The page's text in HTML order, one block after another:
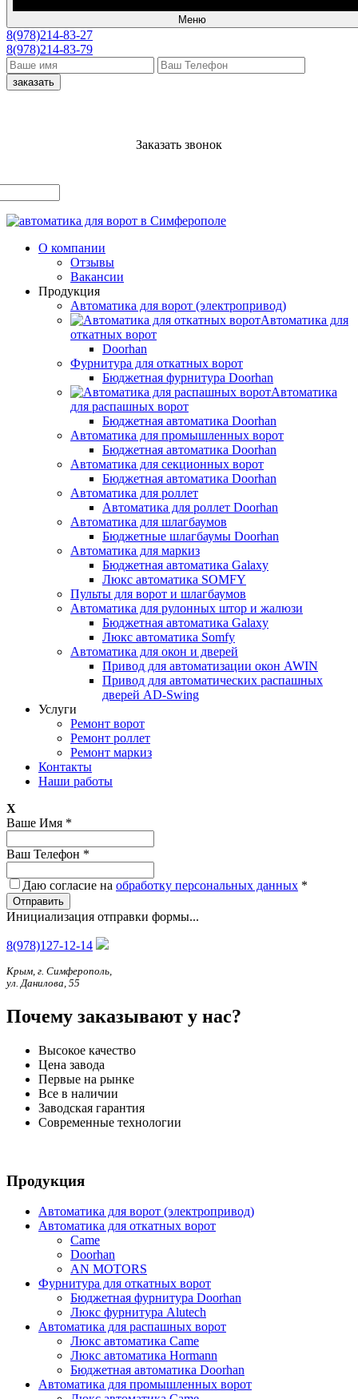
Меню
8(978)214-83-27
8(978)214-83-79
заказать
Заказать звонок
О компании
Отзывы
Вакансии
Продукция
Автоматика для ворот (электропривод)
Автоматика для
откатных ворот
Doorhan
Фурнитура для откатных ворот
Бюджетная фурнитура Doorhan
Автоматика
для распашных ворот
Бюджетная автоматика Doorhan
Автоматика для промышленных ворот
Бюджетная автоматика Doorhan
Автоматика для секционных ворот
Бюджетная автоматика Doorhan
Автоматика для роллет
Автоматика для роллет Doorhan
Автоматика для шлагбаумов
Бюджетные шлагбаумы Doorhan
Автоматика для маркиз
Бюджетная автоматика Galaxy
Люкс автоматика SOMFY
Пульты для ворот и шлагбаумов
Автоматика для рулонных штор и жалюзи
Бюджетная автоматика Galaxy
Люкс автоматика Somfy
Автоматика для окон и дверей
Привод для автоматизации окон AWIN
Привод для автоматических распашных
дверей AD-Swing
Услуги
Ремонт ворот
Ремонт роллет
Ремонт маркиз
Контакты
Наши работы
X
Ваше Имя *
Ваш Телефон *
Даю согласие на обработку персональных данных *
Отправить
Инициализация отправки формы...
8(978)127-12-14
Крым, г. Симферополь,
ул. Данилова, 55
Почему заказывают у нас?
Высокое качество
Цена завода
Первые на рынке
Все в наличии
Заводская гарантия
Современные технологии
Продукция
Автоматика для ворот (электропривод)
Автоматика для откатных ворот
Came
Doorhan
AN MOTORS
Фурнитура для откатных ворот
Бюджетная фурнитура Doorhan
Люкс фурнитура Alutech
Автоматика для распашных ворот
Люкс автоматика Came
Люкс автоматика Hormann
Бюджетная автоматика Doorhan
Автоматика для промышленных ворот